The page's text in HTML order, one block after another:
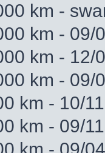
km -
km - 09/
km - 12/
km - 09/
km - 10/
km - 09/